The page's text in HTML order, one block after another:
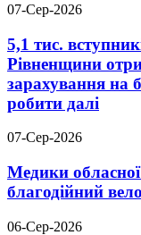
07-Сер-2026
5,1 тис.
Рівненщини
зарахування на
робити далі
07-Сер-2026
Медики
благодійний
06-Сер-2026